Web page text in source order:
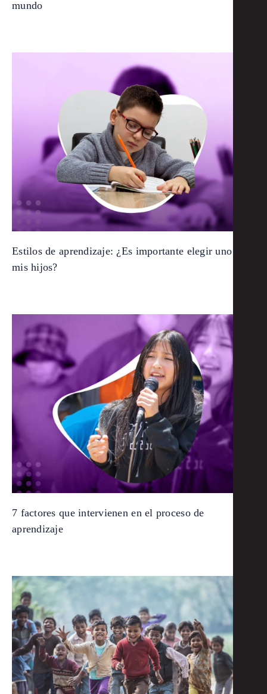
mundo
Estilos de aprendizaje: ¿Es importante elegir uno para
mis hijos?
7 factores que intervienen en el proceso de
aprendizaje